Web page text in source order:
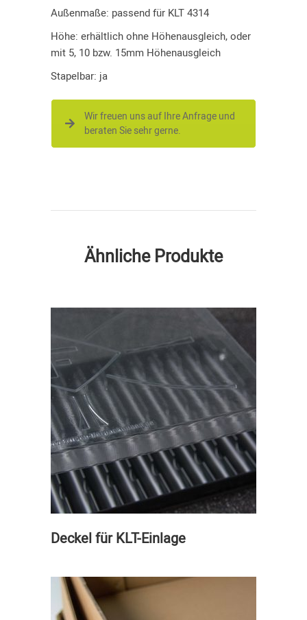
Außenmaße: passend für KLT 4314
Höhe: erhältlich ohne Höhenausgleich, oder
mit 5, 10 bzw. 15mm Höhenausgleich
Stapelbar: ja
Wir freuen uns auf Ihre Anfrage und
beraten Sie sehr gerne.
Ähnliche Produkte
Deckel für KLT-Einlage